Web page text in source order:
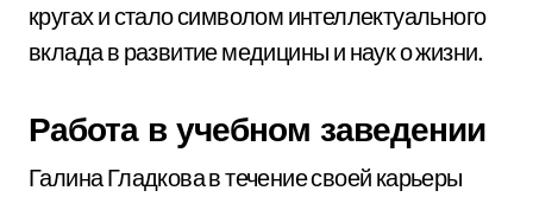
кругах и стало символом интеллектуального
вклада в развитие медицины и наук о жизни.
Работа в учебном заведении
Галина Гладкова в течение своей карьеры